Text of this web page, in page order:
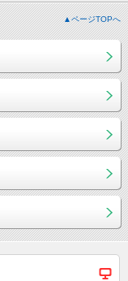
▲ページTOPへ